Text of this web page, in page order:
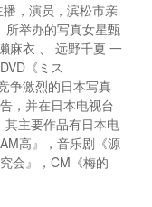
，演员，滨松市亲
所举办的写真女星甄
麻衣 、 远野千夏 一
《ミス
争激烈的日本写真
，并在日本电视台
其主要作品有日本电
高』，音乐剧《源
会』，CM《梅的